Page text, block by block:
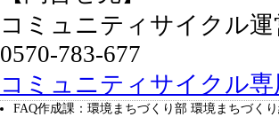
コミュニティサイクル
0570-783-677
コミュニティサイクル
FAQ作成課：環境まちづくり部 環境まちづく